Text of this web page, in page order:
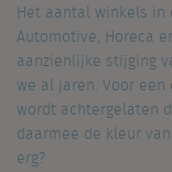
Het aantal winkels
Automotive, Horeca
aanzienlijke stijging
we al jaren. Voor
wordt achtergelaten
daarmee de kleur
erg?